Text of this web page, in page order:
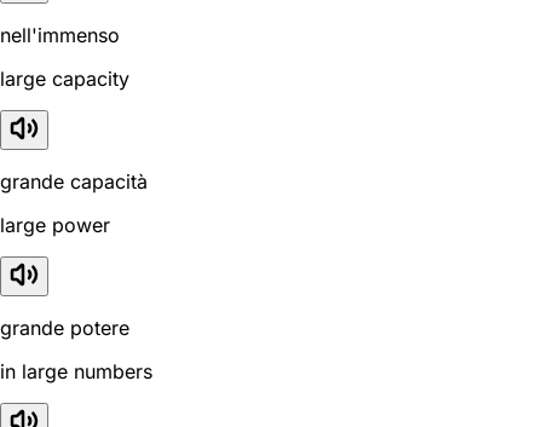
nell'immenso
large capacity
grande capacità
large power
grande potere
in large numbers